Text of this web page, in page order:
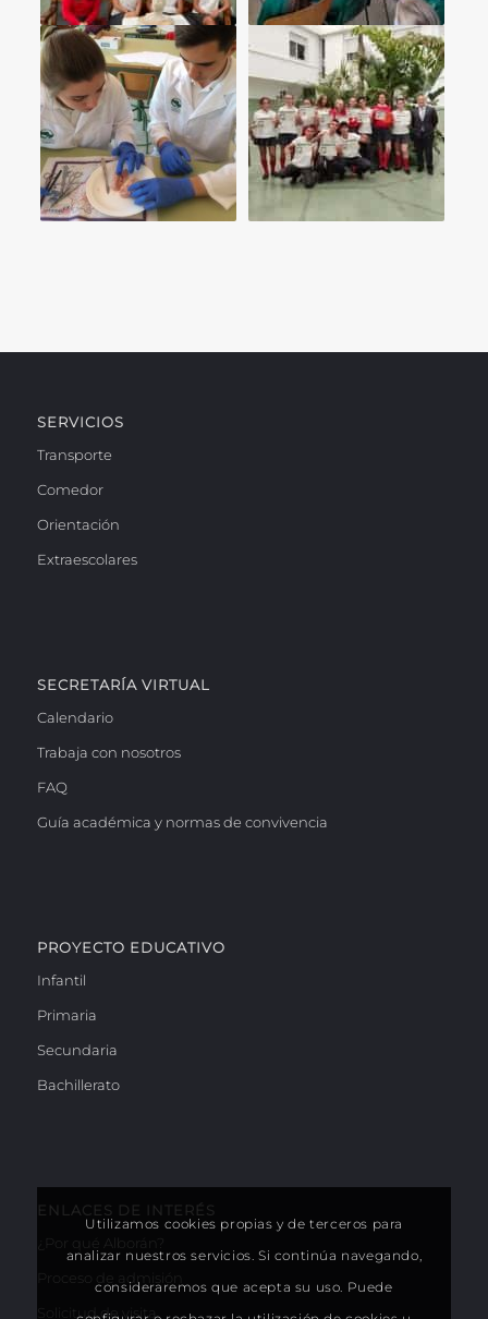
SERVICIOS
Transporte
Comedor
Orientación
Extraescolares
SECRETARÍA VIRTUAL
Calendario
Trabaja con nosotros
FAQ
Guía académica y normas de convivencia
PROYECTO EDUCATIVO
Infantil
Primaria
Secundaria
Bachillerato
ENLACES DE INTERÉS
¿Por qué Alborán?
Proceso de admisión
Solicitud de visita
Utilizamos cookies propias y de terceros para
analizar nuestros servicios. Si continúa navegando,
consideraremos que acepta su uso. Puede